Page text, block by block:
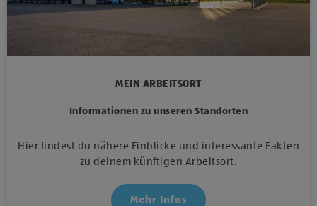
MEIN ARBEITSORT
Informationen zu unseren Standorten
Hier findest du nähere Einblicke und interessante Fakten
zu deinem künftigen Arbeitsort.
Mehr Infos